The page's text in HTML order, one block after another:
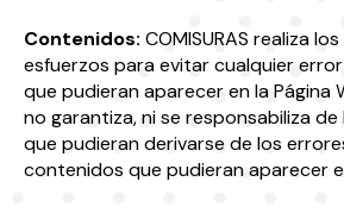
Contenidos: COMISURAS realiza
esfuerzos para evitar cualquier
que pudieran aparecer en la Página
no garantiza, ni se responsabiliza
que pudieran derivarse de los
contenidos que pudieran aparecer